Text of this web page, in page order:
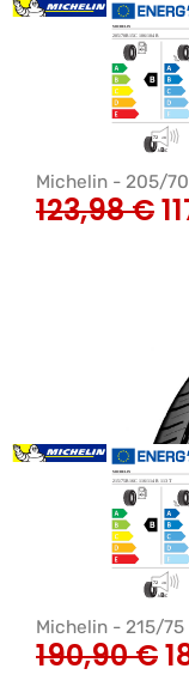
Michelin - 205/70
123,98€
Michelin - 215/75
190,90€